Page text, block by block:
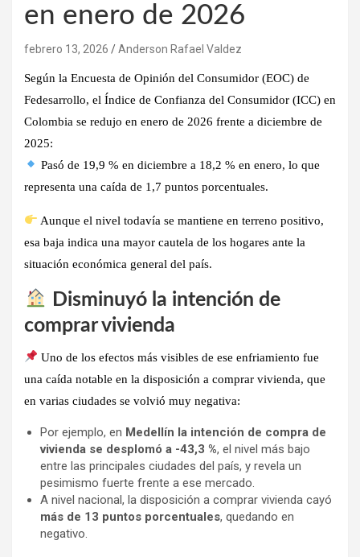
en enero de 2026
febrero 13, 2026 Anderson Rafael Valdez
Según la Encuesta de Opinión del Consumidor (EOC) de
Fedesarrollo, el Índice de Confianza del Consumidor (ICC) en
Colombia se redujo en enero de 2026 frente a diciembre de
2025:
Pasó de 19,9 % en diciembre a 18,2 % en enero, lo que
representa una caída de 1,7 puntos porcentuales.
Aunque el nivel todavía se mantieneen terreno positivo,
esa baja indica una mayor cautela de los hogares ante la
situación económica general del país.
Disminuyó la intención de
comprar vivienda
Uno de los efectos más visibles de ese enfriamiento fue
una caída notable en la disposición a comprar vivienda, que
en varias ciudades se volvió muy negativa:
Por ejemplo, en Medellín la intención de compra de
vivienda se desplomó a -43,3 %, el nivel más bajo
entre las principales ciudades del país, y revela un
pesimismo fuerte frente a ese mercado.
A nivel nacional, la disposición a comprar vivienda cayó
más de 13 puntos porcentuales, quedando en
negativo.